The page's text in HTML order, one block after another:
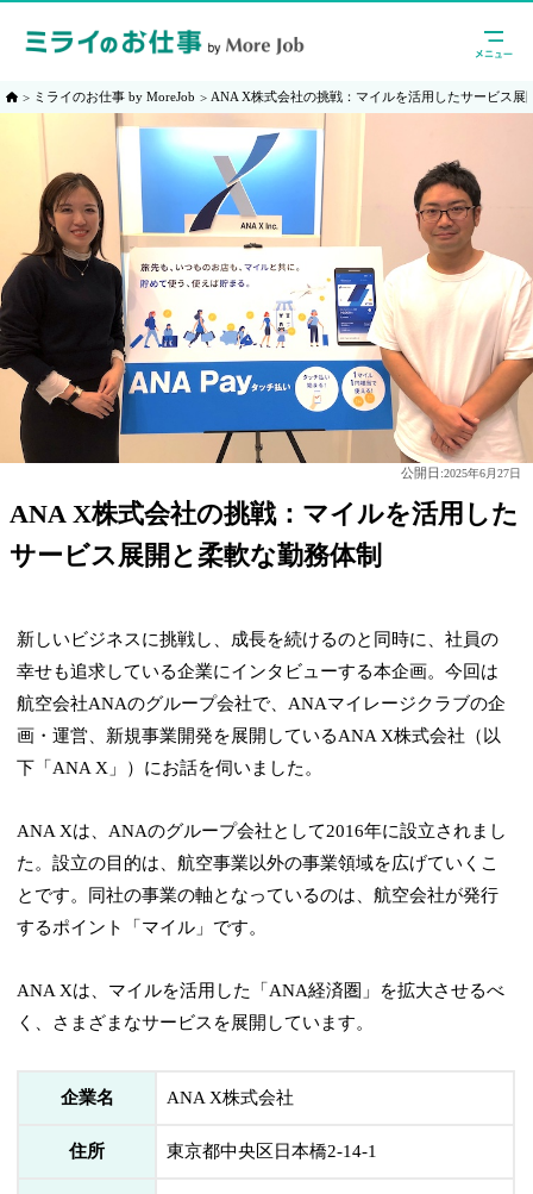
ミライのお仕事 by MoreJob ANA X株式会社の挑戦：マイルを活用したサービス展
公開日:2025年6月27日
ANA X株式会社の挑戦：マイルを活用した
サービス展開と柔軟な勤務体制
新しいビジネスに挑戦し、成長を続けるのと同時に、社員の
幸せも追求している企業にインタビューする本企画。今回は
航空会社ANAのグループ会社で、ANAマイレージクラブの企
画・運営、新規事業開発を展開しているANA X株式会社（以
下「ANA X」）にお話を伺いました。
ANA Xは、ANAのグループ会社として2016年に設立されまし
た。設立の目的は、航空事業以外の事業領域を広げていくこ
とです。同社の事業の軸となっているのは、航空会社が発行
するポイント「マイル」です。
ANA Xは、マイルを活用した「ANA経済圏」を拡大させるべ
く、さまざまなサービスを展開しています。
企業名 ANA X株式会社
住所 東京都中央区日本橋2-14-1